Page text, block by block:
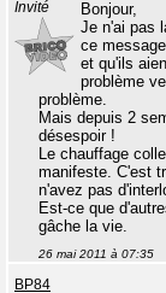
Invité
Bonjour,
Je n'ai pas
ce
et qu'ils
problème
problème.
Mais depuis 2
désespoir !
Le chauffage
manifeste. C'est
n'avez pas
Est-ce que
gâche la vie.
26 mai 2011 à 07:35
BP84